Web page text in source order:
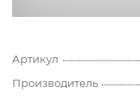
Артикул
Производитель